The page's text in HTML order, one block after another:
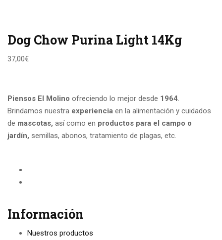
Dog Chow Purina Light 14Kg
37,00€
Piensos El Molino ofreciendo lo mejor desde 1964
Brindamos nuestra experiencia en la alimentación y cuidados
de mascotas, así como en productos para el campo o
jardín, semillas, abonos, tratamiento de plagas, etc.
Información
Nuestros productos